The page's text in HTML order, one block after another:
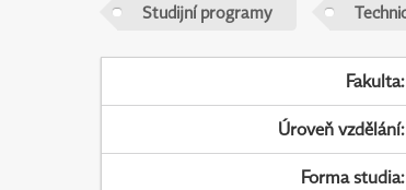
Studijní programy
Fakulta:
Úroveň vzdělání:
Forma studia: